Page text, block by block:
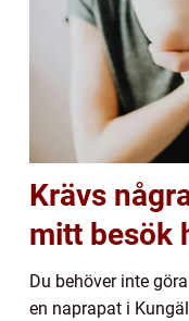
Krävs
mitt besök
Du behöver inte
en naprapat i